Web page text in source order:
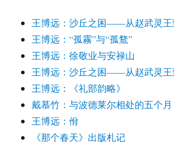
王博远：沙丘之困——从赵武灵王
王博远：“孤霧”与“孤鶩”
王博远：徐敬业与安禄山
王博远：沙丘之困——从赵武灵王
王博远：《礼部韵略》
戴慕竹：与波德莱尔相处的五个月
王博远：佾
《那个春天》出版札记